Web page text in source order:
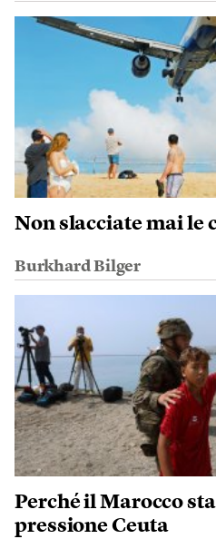
Non slacciate mai le
Burkhard Bilger
Perché il Marocco
pressione Ceuta